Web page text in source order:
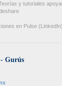
y tutoriales
en Pulse (LinkedIn)
Gurús